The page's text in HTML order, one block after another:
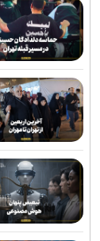
رحیمی به
دروازه‌بان‌های
صنعت نفت
برتری استقلال
اضافه شدن
هزاریان:
علیرضا ملکی